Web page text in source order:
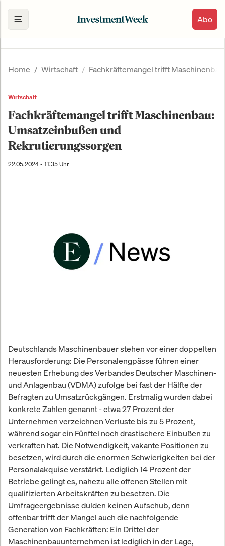
Abo
Home Wirtschaft Fachkräftemangel trifft
Wirtschaft
Fachkräftemangel trifft Maschinenbau:
Umsatzeinbußen und
Rekrutierungssorgen
22.05.2024 - 11:35 Uhr
Deutschlands Maschinenbauer stehen vor einer doppelten
Herausforderung: Die Personalengpässe führen einer
neuesten Erhebung des Verbandes Deutscher Maschinen-
und Anlagenbau (VDMA) zufolge bei fast der Hälfte der
Befragten zu Umsatzrückgängen. Erstmalig wurden dabei
konkrete Zahlen genannt - etwa 27 Prozent der
Unternehmen verzeichnen Verluste bis zu 5 Prozent,
während sogar ein Fünftel noch drastischere Einbußen zu
verkraften hat. Die Notwendigkeit, vakante Positionen zu
besetzen, wird durch die enormen Schwierigkeiten bei der
Personalakquise verstärkt. Lediglich 14 Prozent der
Betriebe gelingt es, nahezu alle offenen Stellen mit
qualifizierten Arbeitskräften zu besetzen. Die
Umfrageergebnisse dulden keinen Aufschub, denn
offenbar trifft der Mangel auch die nachfolgende
Generation von Fachkräften: Ein Drittel der
Maschinenbauunternehmen ist lediglich in der Lage,